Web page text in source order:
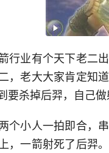
行业有个天下老二
，老大大家肯定知
要杀掉后羿，自己做
个小人一拍即合，
，一箭射死了后羿